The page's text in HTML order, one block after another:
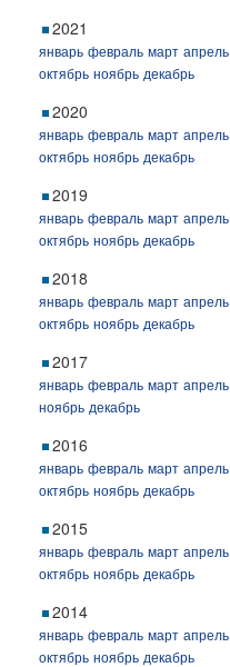
2021
январь февраль март апрель
октябрь ноябрь декабрь
2020
январь февраль март апрель
октябрь ноябрь декабрь
2019
январь февраль март апрель
октябрь ноябрь декабрь
2018
январь февраль март апрель
октябрь ноябрь декабрь
2017
январь февраль март апрель
ноябрь декабрь
2016
январь февраль март апрель
октябрь ноябрь декабрь
2015
январь февраль март апрель
октябрь ноябрь декабрь
2014
январь февраль март апрель
октябрь ноябрь декабрь